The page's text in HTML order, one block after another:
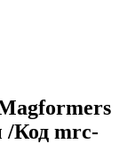
/Код mrc-